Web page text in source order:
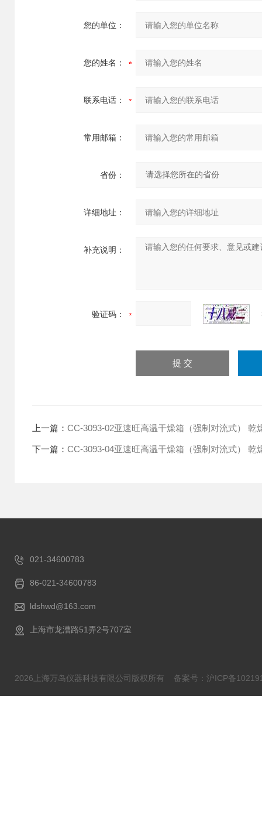
您的单位：
您的姓名：
联系电话：
常用邮箱：
省份：
详细地址：
补充说明：
验证码：
上一篇： CC-3093-02亚速旺高温干燥箱（强制对流式） 乾
下一篇： CC-3093-04亚速旺高温干燥箱（强制对流式） 乾
021-34600783
86-021-34600783
ldshwd@163.com
上海市龙漕路51弄2号707室
2026上海万岛仪器科技有限公司版权所有 备案号：沪ICP备